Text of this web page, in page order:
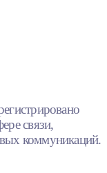
связи,
коммуникаций.